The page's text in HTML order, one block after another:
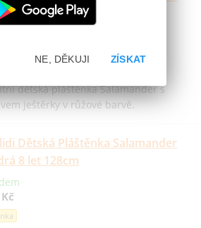
12let 152cm
dětská pláštěnka Salamander s
ještěrky v růžové barvě.
Dětská Pláštěnka Salamander
8 let 128cm
ZÍSKAT
NE, DĚKUJI